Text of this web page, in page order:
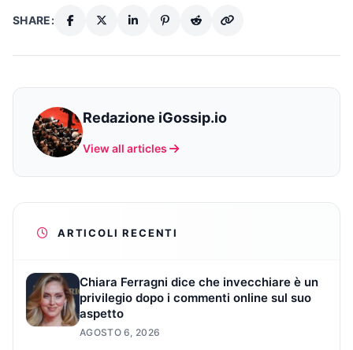
SHARE:
Redazione iGossip.io
View all articles
ARTICOLI RECENTI
Chiara Ferragni dice che invecchiare è un
privilegio dopo i commenti online sul suo
aspetto
AGOSTO 6, 2026